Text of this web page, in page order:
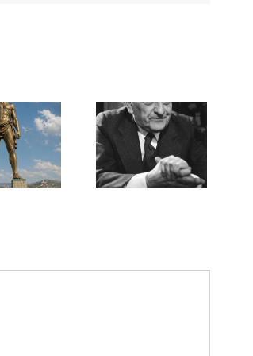
Une lettre
inédite de
Malraux sur
l’État d’Israël |
PAR « LA REGLE